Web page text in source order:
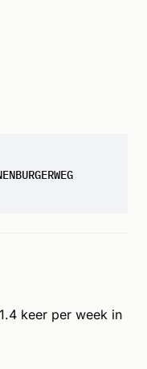
keer per week in